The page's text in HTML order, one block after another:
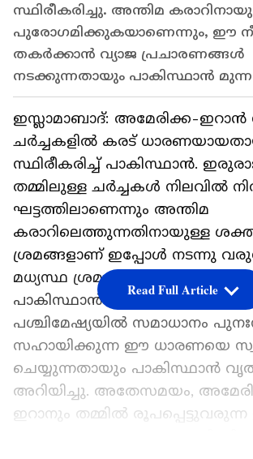
സ്ഥിരീകരിച്ചു. അന്തിമ
പുരോഗമിക്കുകയാണെന്നും, ഈ
തകർക്കാൻ വ്യാജ പ്രചാരണങ്ങൾ
നടക്കുന്നതായും പാകിസ്ഥാൻ
ഇസ്ലാമാബാദ്: അമേരിക്ക-ഇറാൻ
ചർച്ചകളിൽ കരട്
സ്ഥിരീകരിച്ച് പാകിസ്ഥാൻ.
തമ്മിലുള്ള ചർച്ചകൾ നിലവിൽ
ഘട്ടത്തിലാണെന്നും അന്തിമ
കരാറിലെത്തുന്നതിനായുള്ള
ശ്രമങ്ങളാണ് ഇപ്പോൾ നടന്നു
മധ്യസ്ഥ ശ്രമങ്ങൾക്ക് നേതൃത്വം
പാകിസ്ഥാൻ ഔദ്യോഗികമായി
പശ്ചിമേഷ്യയിൽ സമാധാനം
സഹായിക്കുന്ന ഈ ധാരണയെ
ചെയ്യുന്നതായും പാകിസ്ഥാൻ
അറിയിച്ചു. അതേസമയം,
ഇറാനും തമ്മിൽ
Read Full Article